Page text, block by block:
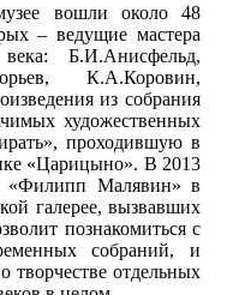
вошли около 48
– ведущие мастера
Б.И.Анисфельд,
К.А.Коровин,
из собрания
художественных
проходившую в
«Царицыно». В 2013
«Филипп Малявин» в
галерее, вызвавших
познакомиться с
собраний, и
творчестве отдельных